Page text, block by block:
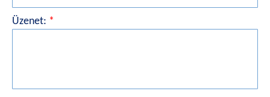
Üzenet: *